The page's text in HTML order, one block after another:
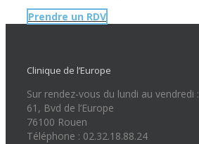
Prendre un RDV
Clinique de l’Europe
Sur rendez-vous du lundi au vendredi :
61, Bvd de l’Europe
76100 Rouen
Téléphone : 02.32.18.88.24